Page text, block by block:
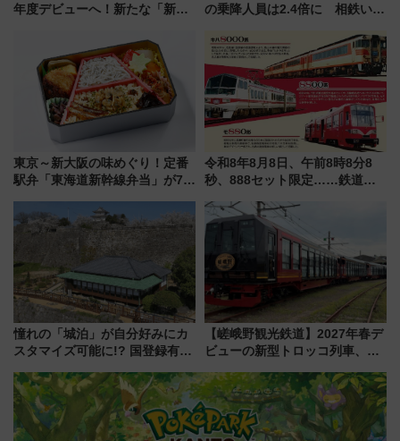
年度デビューへ！新たな「新幹
の乗降人員は2.4倍に 相鉄いず
年祭にそうにゃん＆DB.スター
マンが登場
東京～新大阪の味めぐり！定番
駅弁「東海道新幹線弁当」が7月
令和8年8月8日、午前8時8分8
秒、888セット限定……鉄道各
たち
憧れの「城泊」が自分好みにカ
スタマイズ可能に!? 国登録有形
にオーダーメイド型の宿泊プラ
ンが誕生！
【嵯峨野観光鉄道】2027年春デ
ビューの新型トロッコ列車、い
は2026年で引退